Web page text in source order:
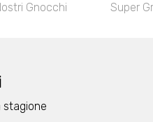
Gnocchi Super
stagione